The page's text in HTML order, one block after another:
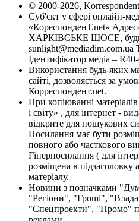
© 2000-2026,
Суб'єкт у сфері онлайн-
«КореспонденТ.net»
ХАРКІВСЬКЕ ШОСЕ,
sunlight@mediadim.com.ua
Ідентифікатор медіа –
Використання будь-яких
сайті, дозволяється за
Корреспондент.net.
При копіюванні
і світу» , для інтернет -
відкрите для пошукових
Посилання має бути
повного або часткового
Гіперпосилання ( для
розміщена в підзаголовку
матеріалу.
Новини з позначками
"Регіони", "Гроші",
"Спецпроекти", "Промо"